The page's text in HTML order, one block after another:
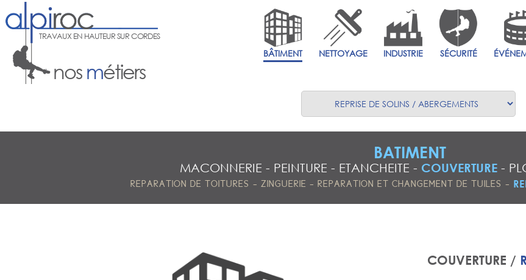
TRAVAUX EN HAUTEUR SUR CORDES
nos métiers
BÂTIMENT NETTOYAGE INDUSTRIE SÉCURITÉ
BATIMENT
MACONNERIE - PEINTURE - ETANCHEITE - COUVERTURE-
REPARATION DE TOITURES - ZINGUERIE - REPARATION ET CHANGEMENT DE TUILES -
COUVERTURE /